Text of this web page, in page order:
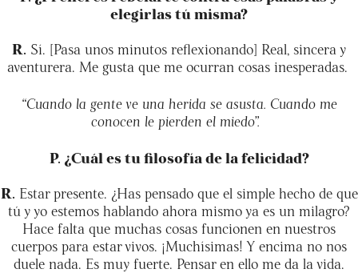
elegirlas tú misma?
R. Sí. [Pasa unos minutos reflexionando] Real, sincera y
aventurera. Me gusta que me ocurran cosas inesperadas.
“Cuando la gente ve una herida se asusta. Cuando me
conocen le pierden el miedo”.
P. ¿Cuál es tu filosofía de la felicidad?
R. Estar presente. ¿Has pensado que el simple hecho de que
tú y yo estemos hablando ahora mismo ya es un milagro?
Hace falta que muchas cosas funcionen en nuestros
cuerpos para estar vivos. ¡Muchísimas! Y encima no nos
duele nada. Es muy fuerte. Pensar en ello me da la vida.